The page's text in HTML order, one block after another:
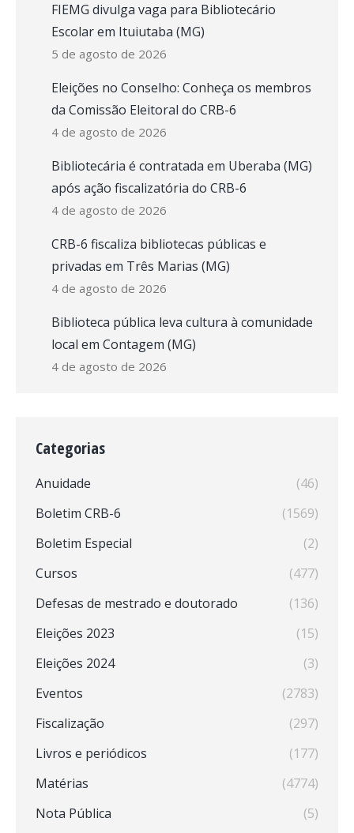
FIEMG divulga vaga para Bibliotecário
Escolar em Ituiutaba (MG)
5 de agosto de 2026
Eleições no Conselho: Conheça os membros
da Comissão Eleitoral do CRB-6
4 de agosto de 2026
Bibliotecária é contratada em Uberaba (MG)
após ação fiscalizatória do CRB-6
4 de agosto de 2026
CRB-6 fiscaliza bibliotecas públicas e
privadas em Três Marias (MG)
4 de agosto de 2026
Biblioteca pública leva cultura à comunidade
local em Contagem (MG)
4 de agosto de 2026
Categorias
Anuidade
(46)
Boletim CRB-6
(1569)
Boletim Especial
(2)
Cursos
(477)
Defesas de mestrado e doutorado
(136)
Eleições 2023
(15)
Eleições 2024
(3)
Eventos
(2783)
Fiscalização
(297)
Livros e periódicos
(177)
Matérias
(4774)
Nota Pública
(5)